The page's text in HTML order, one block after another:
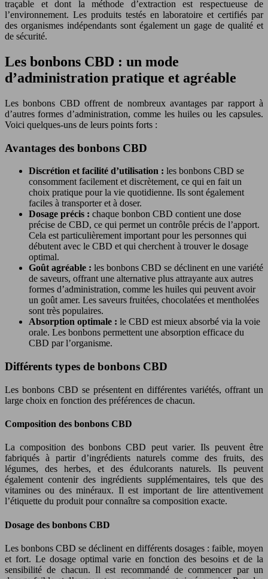
traçable et dont la méthode d’extraction est respectueuse de
l’environnement. Les produits testés en laboratoire et certifiés par
des organismes indépendants sont également un gage de qualité et
de sécurité.
Les bonbons CBD : un mode
d’administration pratique et agréable
Les bonbons CBD offrent de nombreux avantages par rapport à
d’autres formes d’administration, comme les huiles ou les capsules.
Voici quelques-uns de leurs points forts :
Avantages des bonbons CBD
Discrétion et facilité d’utilisation : les bonbons CBD se
consomment facilement et discrètement, ce qui en fait un
choix pratique pour la vie quotidienne. Ils sont également
faciles à transporter et à doser.
Dosage précis : chaque bonbon CBD contient une dose
précise de CBD, ce qui permet un contrôle précis de l’apport.
Cela est particulièrement important pour les personnes qui
débutent avec le CBD et qui cherchent à trouver le dosage
optimal.
Goût agréable : les bonbons CBD se déclinent en une variété
de saveurs, offrant une alternative plus attrayante aux autres
formes d’administration, comme les huiles qui peuvent avoir
un goût amer. Les saveurs fruitées, chocolatées et mentholées
sont très populaires.
Absorption optimale : le CBD est mieux absorbé via la voie
orale. Les bonbons permettent une absorption efficace du
CBD par l’organisme.
Différents types de bonbons CBD
Les bonbons CBD se présentent en différentes variétés, offrant un
large choix en fonction des préférences de chacun.
Composition des bonbons CBD
La composition des bonbons CBD peut varier. Ils peuvent être
fabriqués à partir d’ingrédients naturels comme des fruits, des
légumes, des herbes, et des édulcorants naturels. Ils peuvent
également contenir des ingrédients supplémentaires, tels que des
vitamines ou des minéraux. Il est important de lire attentivement
l’étiquette du produit pour connaître sa composition exacte.
Dosage des bonbons CBD
Les bonbons CBD se déclinent en différents dosages : faible, moyen
et fort. Le dosage optimal varie en fonction des besoins et de la
sensibilité de chacun. Il est recommandé de commencer par un